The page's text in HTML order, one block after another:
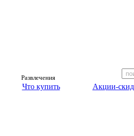
Развлечения
Что купить Акции-